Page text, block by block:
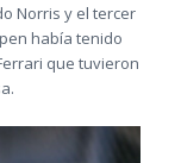
Norris y el tercer
había tenido
que tuvieron